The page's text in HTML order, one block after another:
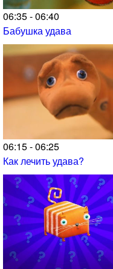
06:35 - 06:40
Бабушка удава
06:15 - 06:25
Как лечить удава?